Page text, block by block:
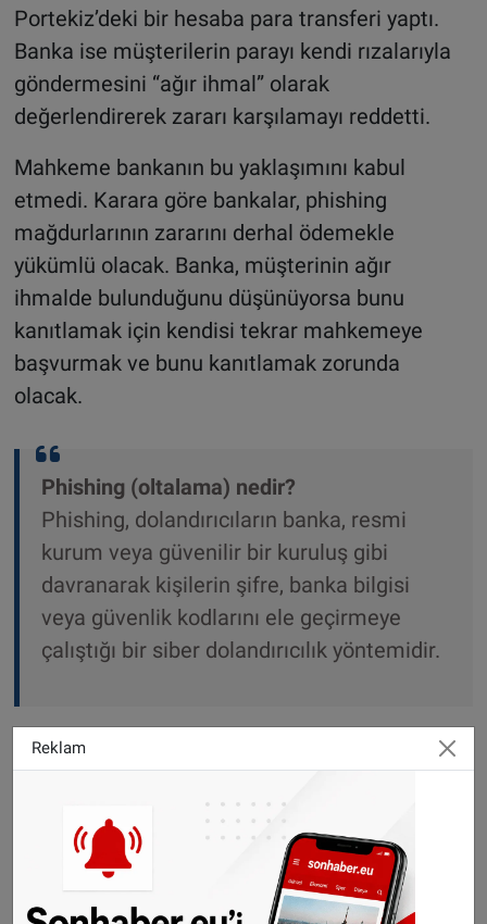
Portekiz’deki bir hesaba para transferi yaptı.
Banka ise müşterilerin parayı kendi rızalarıyla
göndermesini “ağır ihmal” olarak
değerlendirerek zararı karşılamayı reddetti.
Mahkeme bankanın bu yaklaşımını kabul
etmedi. Karara göre bankalar, phishing
mağdurlarının zararını derhal ödemekle
yükümlü olacak. Banka, müşterinin ağır
ihmalde bulunduğunu düşünüyorsa bunu
kanıtlamak için kendisi tekrar mahkemeye
başvurmak ve bunu kanıtlamak zorunda
olacak.
Phishing (oltalama) nedir?
Phishing, dolandırıcıların banka, resmi
kurum veya güvenilir bir kuruluş gibi
davranarak kişilerin şifre, banka bilgisi
veya güvenlik kodlarını ele geçirmeye
çalıştığı bir siber dolandırıcılık yöntemidir.
Bankacılık sektöründe çığır açan karar
Lenssens, kararı “çığır açıcı bir emsal” olarak
değerlendirdi. Lenssens’e göre bankalar
bugüne kadar çoğu dosyada müşterinin ağır
Reklam